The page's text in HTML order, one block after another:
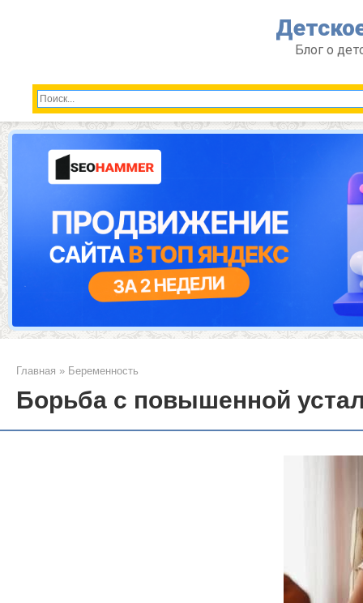
Блог о
Главная » Беременность
Борьба с повышенной